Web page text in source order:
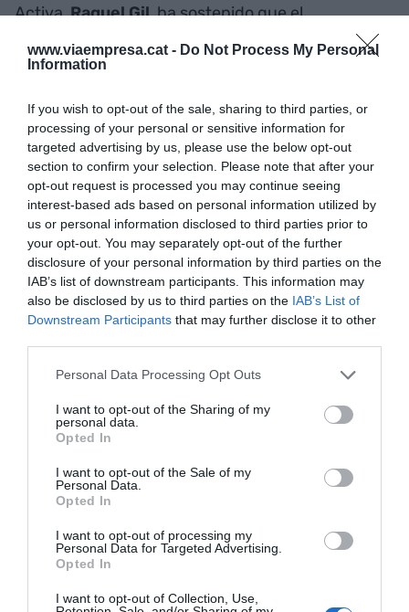
www.viaempresa.cat - Do Not Process My Personal
Information
If you wish to opt-out of the sale, sharing to third parties, or
processing of your personal or sensitive information for
targeted advertising by us, please use the below opt-out
section to confirm your selection. Please note that after your
opt-out request is processed you may continue seeing
interest-based ads based on personal information utilized by
us or personal information disclosed to third parties prior to
your opt-out. You may separately opt-out of the further
disclosure of your personal information by third parties on the
IAB’s list of downstream participants. This information may
also be disclosed by us to third parties on the IAB’s List of
Downstream Participants that may further disclose it to other
Personal Data Processing Opt Outs
I want to opt-out of the Sharing of my
personal data.
Opted In
I want to opt-out of the Sale of my
Personal Data.
Opted In
I want to opt-out of processing my
Personal Data for Targeted Advertising.
Opted In
I want to opt-out of Collection, Use,
Activa,Raquel Gil, ha sostenido que el
reconocimiento demuestra la capacidad de la
ciudad para atraer negocios y sacar partido al
SI QUIERES SABER MÁS
Raquel Gil (Barcelona Activa): “El reto no es
Según los últimos datos de Acció, Catalunya
cuenta actualmente con 2.403 startups, un 5%
más que el año anterior, y más del doble que hace
una década, con un volumen de negocio conjunto
de Google de forma gratuita